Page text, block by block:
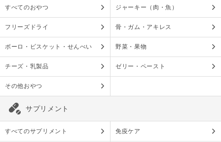
すべてのおやつ ジャーキー（肉・魚）
フリーズドライ 骨・ガム・アキレス
ボーロ・ビスケット・せんべい 野菜・果物
チーズ・乳製品 ゼリー・ペースト
その他おやつ
サプリメント
すべてのサプリメント 免疫ケア